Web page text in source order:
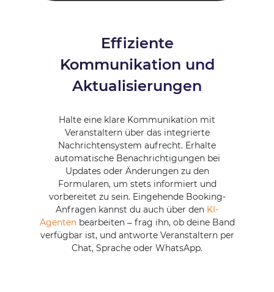
Effiziente
Kommunikation und
Aktualisierungen
Halte eine klare Kommunikation mit
Veranstaltern über das integrierte
Nachrichtensystem aufrecht. Erhalte
automatische Benachrichtigungen bei
Updates oder Änderungen zu den
Formularen, um stets informiert und
vorbereitet zu sein. Eingehende Booking-
Anfragen kannst du auch über den KI-
Agentenbearbeiten – frag ihn, ob deine Band
verfügbar ist, und antworte Veranstaltern per
Chat, Sprache oder WhatsApp.